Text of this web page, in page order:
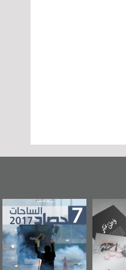
عاشوراء البحرين...
ويكيليكس السفارة
الأمريكية